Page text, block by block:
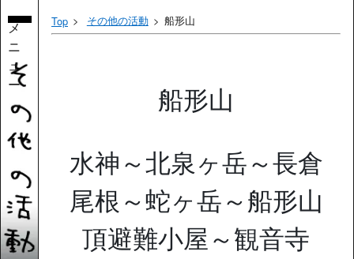
メ
ニ
ュ
ー
Top その他の活動 船形山
船形山
水神～北泉ヶ岳～長倉
尾根～蛇ヶ岳～船形山
頂避難小屋～観音寺